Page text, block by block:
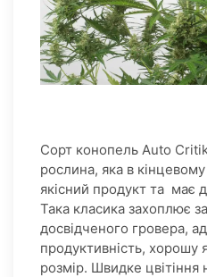
Сорт конопель Auto
рослина, яка в кінцевому
якісний продукт та має
Така класика захоплює
досвідченого гровера,
продуктивність, хорошу
розмір. Швидке цвітіння